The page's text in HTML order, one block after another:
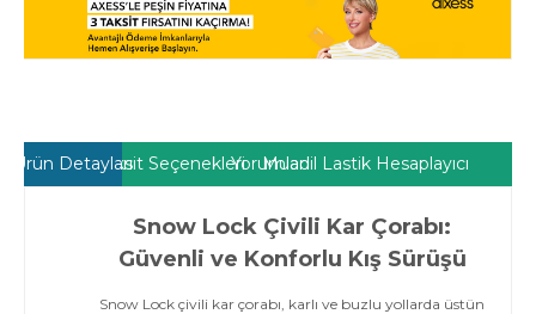
Ürün DetaylarıTaksit SeçenekleriYorumlar
Muadil Lastik Hesaplayıcı
Snow Lock Çivili Kar Çorabı:
Güvenli ve Konforlu Kış Sürüşü
Snow Lock çivili kar çorabı, karlı ve buzlu yollarda üstün